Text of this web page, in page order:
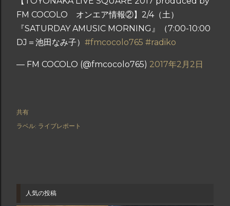
FM COCOLO オンエア情報②】2/4（土）
『SATURDAY AMUSIC MORNING』（7:00-10:00
DJ＝池田なみ子） #fmcocolo765 #radiko
— FM COCOLO (@fmcocolo765) 2017年2月2日
共有
ラベル: ライブレポート
人気の投稿